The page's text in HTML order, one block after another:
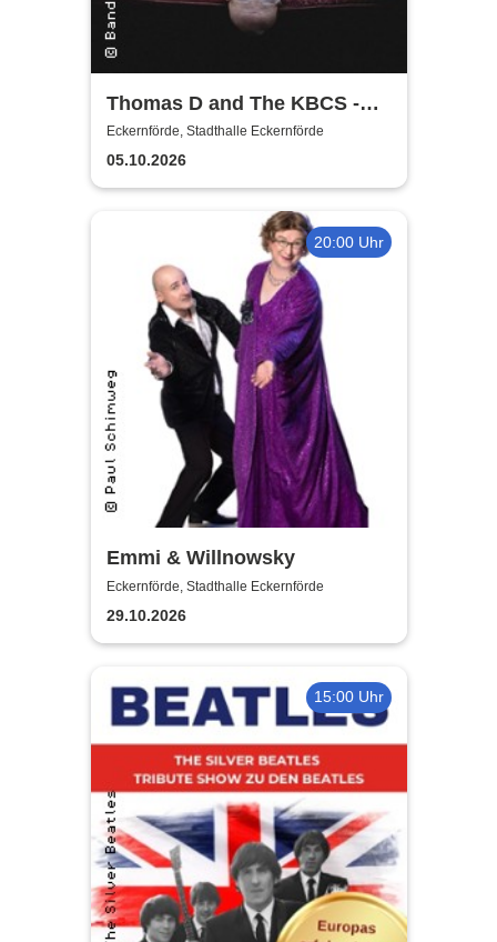
Thomas D and The KBCS -
Neocortex Tour 2026
Eckernförde, Stadthalle Eckernförde
05.10.2026
20:00 Uhr
Emmi & Willnowsky
Eckernförde, Stadthalle Eckernförde
29.10.2026
15:00 Uhr